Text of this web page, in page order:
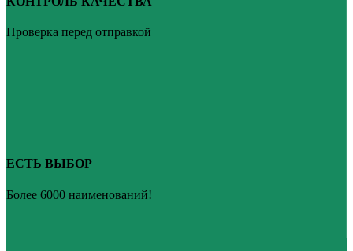
Проверка перед отправкой
ЕСТЬ ВЫБОР
Более 6000 наименований!